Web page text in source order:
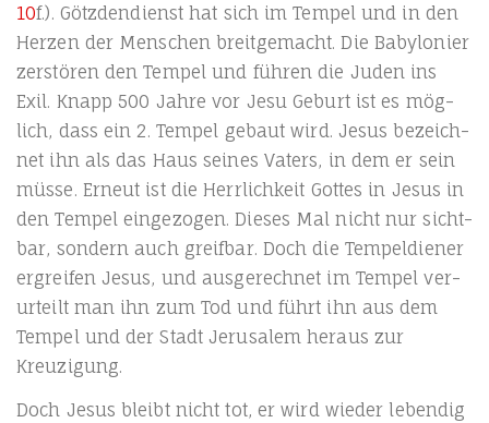
10f.). Götz­den­dienst hat sich im Tem­pel und in den
Her­zen der Men­schen breit­ge­macht. Die Baby­lo­ni­er
zer­stö­ren den Tem­pel und füh­ren die Juden ins
Exil. Knapp 500 Jah­re vor Jesu Geburt ist es mög­
lich, dass ein 2. Tem­pel gebaut wird. Jesus bezeich­
net ihn als das Haus sei­nes Vaters, in dem er sein
müs­se. Erneut ist die Herr­lich­keit Got­tes in Jesus in
den Tem­pel ein­ge­zo­gen. Die­ses Mal nicht nur sicht­
bar, son­dern auch greif­bar. Doch die Tem­pel­die­ner
ergrei­fen Jesus, und aus­ge­rech­net im Tem­pel ver­
ur­teilt man ihn zum Tod und führt ihn aus dem
Tem­pel und der Stadt Jeru­sa­lem her­aus zur
Kreuzigung.
Doch Jesus bleibt nicht tot, er wird wie­der leben­dig